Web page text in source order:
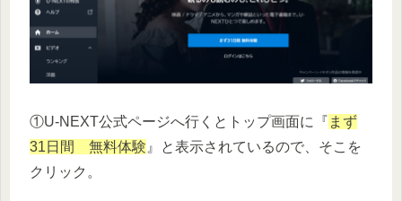
①U-NEXT公式ページへ行くとトップ画面に『 まず
31日間 無料体験 』と表示されているので、そこを
クリック。